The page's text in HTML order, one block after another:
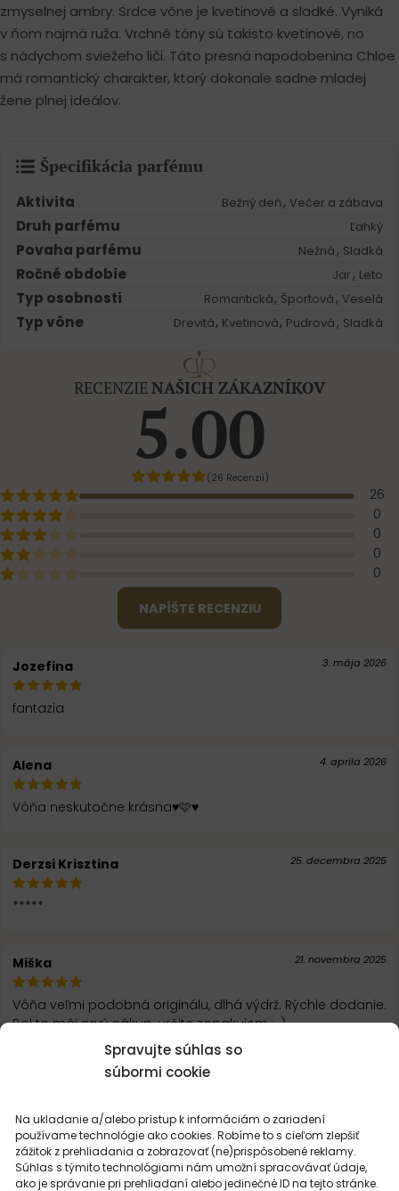
Spravujte súhlas so
súbormi cookie
Na ukladanie a/alebo prístup k informáciám o zariadení
používame technológie ako cookies. Robíme to s cieľom zlepšiť
zážitok z prehliadania a zobrazovať (ne)prispôsobené reklamy.
Súhlas s týmito technológiami nám umožní spracovávať údaje,
ako je správanie pri prehliadaní alebo jedinečné ID na tejto stránke.
zmyselnej ambry. Srdce vône je kvetinové a sladké. Vyniká
v ňom najmä ruža. Vrchné tóny sú takisto kvetinové, no
s nádychom sviežeho liči. Táto presná napodobenina Chloe
má romantický charakter, ktorý dokonale sadne mladej
žene plnej ideálov.
Špecifikácia parfému
Aktivita Bežný deň, Večer a zábava
Druh parfému Ľahký
Povaha parfému Nežná, Sladká
Ročné obdobie Jar, Leto
Typ osobnosti Romantická, Športová, Veselá
Typ vône Drevitá, Kvetinová, Pudrová, Sladká
RECENZIE NAŠICH ZÁKAZNÍKOV
5.00
(26 Recenzií)
26
0
0
0
0
NAPÍŠTE RECENZIU
Jozefina 3. mája 2026
fantazia
Alena 4. apríla 2026
Vôňa neskutočne krásna♥️🩷♥️
Derzsi Krisztina 25. decembra 2025
*****
Miška 21. novembra 2025
Vôňa veľmi podobná originálu, dlhá výdrž. Rýchle dodanie.
Bol to môj prvý nákup, určite zopakujem :-)
NAČÍTAŤ ĎALŠIE RECENZIE